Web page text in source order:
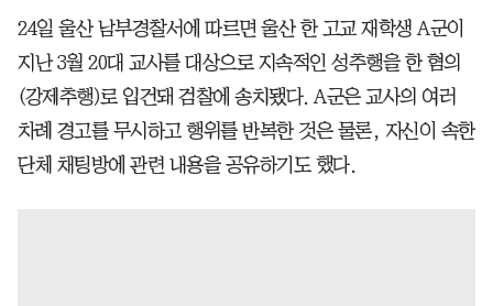
24일 울산 남부경찰서에 따르면 울산 한 고교 재학생 A군이
지난 3월 20대 교사를 대상으로 지속적인 성추행을 한 혐의
(강제추행)로 입건돼 검찰에 송치됐다. A군은 교사의 여러
차례 경고를 무시하고 행위를 반복한 것은 물론, 자신이 속한
단체 채팅방에 관련 내용을 공유하기도 했다.